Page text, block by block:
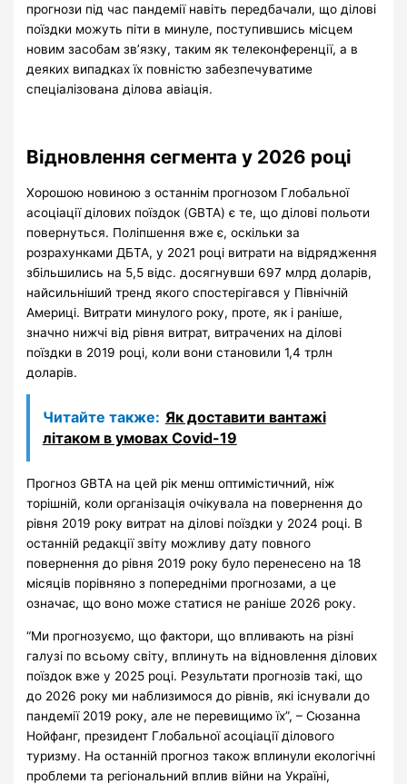
прогнози під час пандемії навіть передбачали, що ділові
поїздки можуть піти в минуле, поступившись місцем
новим засобам зв’язку, таким як телеконференції, а в
деяких випадках їх повністю забезпечуватиме
спеціалізована ділова авіація.
Відновлення сегмента у 2026 році
Хорошою новиною з останнім прогнозом Глобальної
асоціації ділових поїздок (GBTA) є те, що ділові польоти
повернуться. Поліпшення вже є, оскільки за
розрахунками ДБТА, у 2021 році витрати на відрядження
збільшились на 5,5 відс. досягнувши 697 млрд доларів,
найсильніший тренд якого спостерігався у Північній
Америці. Витрати минулого року, проте, як і раніше,
значно нижчі від рівня витрат, витрачених на ділові
поїздки в 2019 році, коли вони становили 1,4 трлн
доларів.
Читайте также: Як доставити вантажі
літаком в умовах Covid-19
Прогноз GBTA на цей рік менш оптимістичний, ніж
торішній, коли організація очікувала на повернення до
рівня 2019 року витрат на ділові поїздки у 2024 році. В
останній редакції звіту можливу дату повного
повернення до рівня 2019 року було перенесено на 18
місяців порівняно з попередніми прогнозами, а це
означає, що воно може статися не раніше 2026 року.
“Ми прогнозуємо, що фактори, що впливають на різні
галузі по всьому світу, вплинуть на відновлення ділових
поїздок вже у 2025 році. Результати прогнозів такі, що
до 2026 року ми наблизимося до рівнів, які існували до
пандемії 2019 року, але не перевищимо їх”, – Сюзанна
Нойфанг, президент Глобальної асоціації ділового
туризму. На останній прогноз також вплинули екологічні
проблеми та регіональний вплив війни на Україні,